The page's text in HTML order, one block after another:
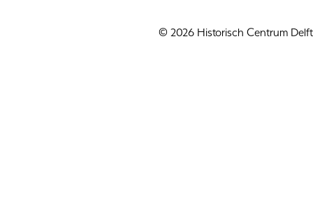
© 2026 Historisch Centrum Delft